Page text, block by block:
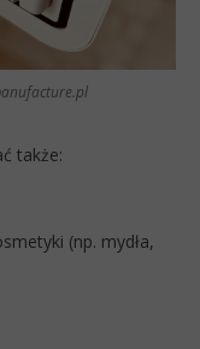
także:
(np. mydła,